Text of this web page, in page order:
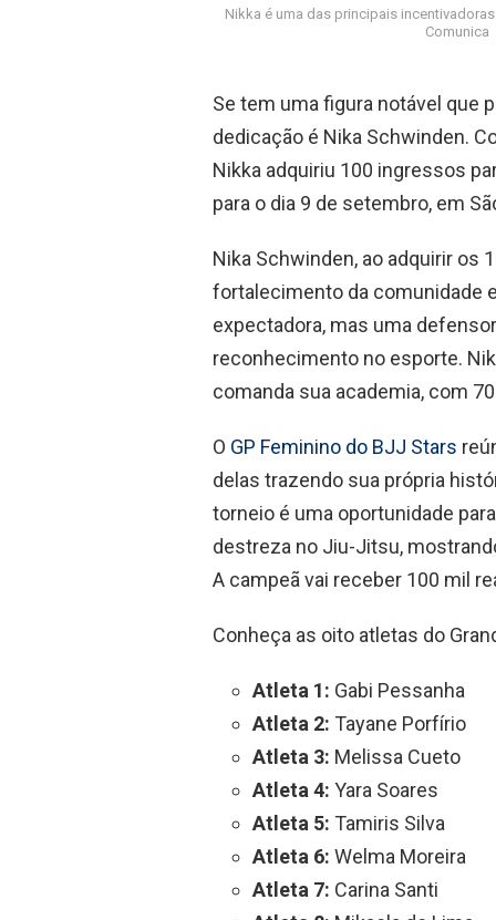
Nikka é uma das principais
Comunica
Se tem uma figura notável que
dedicação é Nika Schwinden.
Nikka adquiriu 100 ingressos
para o dia 9 de setembro, em
Nika Schwinden, ao adquirir os
fortalecimento da comunidade
expectadora, mas uma
reconhecimento no esporte.
comanda sua academia, com
O GP Feminino do BJJ Stars
delas trazendo sua própria
torneio é uma oportunidade
destreza no Jiu-Jitsu,
A campeã vai receber 100 mil
Conheça as oito atletas do
Atleta 1: Gabi Pessanha
Atleta 2: Tayane Porfírio
Atleta 3: Melissa Cueto
Atleta 4: Yara Soares
Atleta 5: Tamiris Silva
Atleta 6: Welma Moreira
Atleta 7: Carina Santi